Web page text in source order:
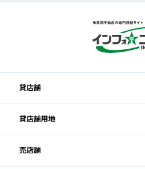
貸店舗
貸店舗用地
売店舗